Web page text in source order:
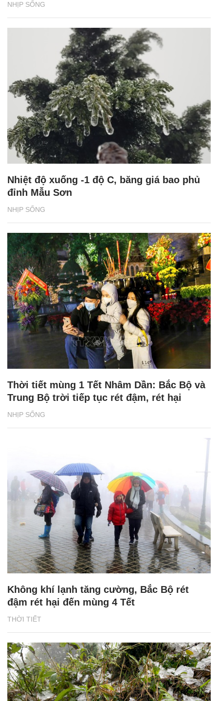
NHỊP SỐNG
NHỊP SỐNG
Nhiệt độ xuống -1 độ C, băng giá bao phủ
đỉnh Mẫu Sơn
NHỊP SỐNG
Thời tiết mùng 1 Tết Nhâm Dần: Bắc Bộ và
Trung Bộ trời tiếp tục rét đậm, rét hại
THỜI TIẾT
Không khí lạnh tăng cường, Bắc Bộ rét
đậm rét hại đến mùng 4 Tết